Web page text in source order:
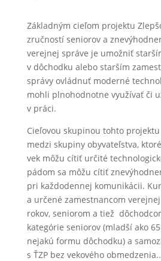
Základným cieľom projektu
zručností seniorov a
verejnej správe je umožniť
v dôchodku alebo starším
správy ovládnuť moderné
mohli plnohodnotne využívať či
v práci.
Cieľovou skupinou tohto
medzi skupiny obyvateľstva,
vek môžu cítiť určité
pádom sa môžu cítiť
pri každodennej komunikácii.
a určené zamestnancom
rokov, seniorom a tiež
kategórie seniorov (mladší ako
nejakú formu dôchodku) a
s ŤZP bez vekového obmedzenia..